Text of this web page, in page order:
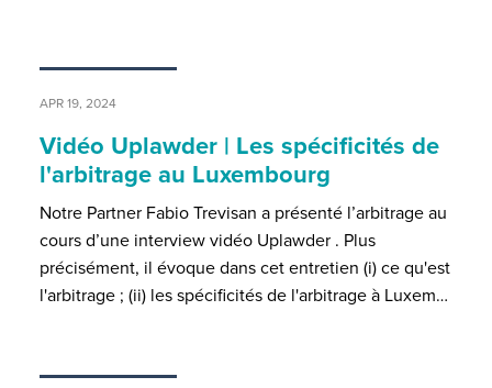
APR 19, 2024
Vidéo Uplawder | Les spécificités de
l'arbitrage au Luxembourg
Notre Partner Fabio Trevisan a présenté l’arbitrage au
cours d’une interview vidéo Uplawder . Plus
précisément, il évoque dans cet entretien (i) ce qu'est
l'arbitrage ; (ii) les spécificités de l'arbitrage à Luxem…